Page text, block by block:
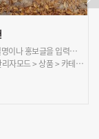
상품에 대한 설명이나 홍보글을 입력해주세요.
품 > 카테고리/상품관리 > 상품등록 가능)